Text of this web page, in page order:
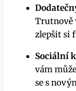
Trutnově
zlepšit si
Sociální
vám
se s